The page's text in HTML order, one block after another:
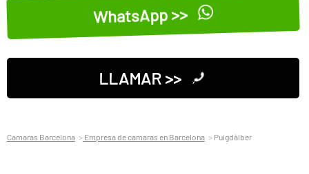
WhatsApp >>
LLAMAR >>
Camaras Barcelona Empresa de camaras en Barcelona Puigdàlber